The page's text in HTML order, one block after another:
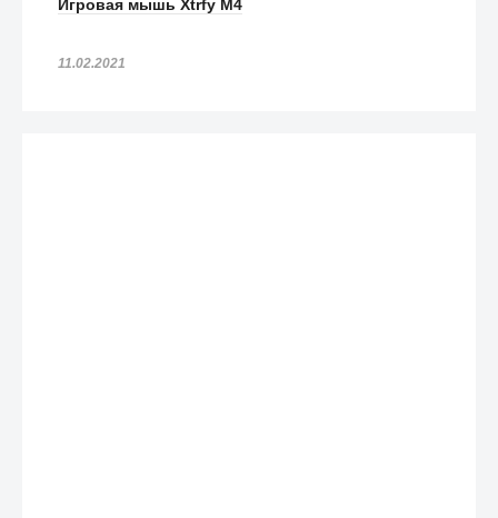
Игровая мышь Xtrfy M4
11.02.2021